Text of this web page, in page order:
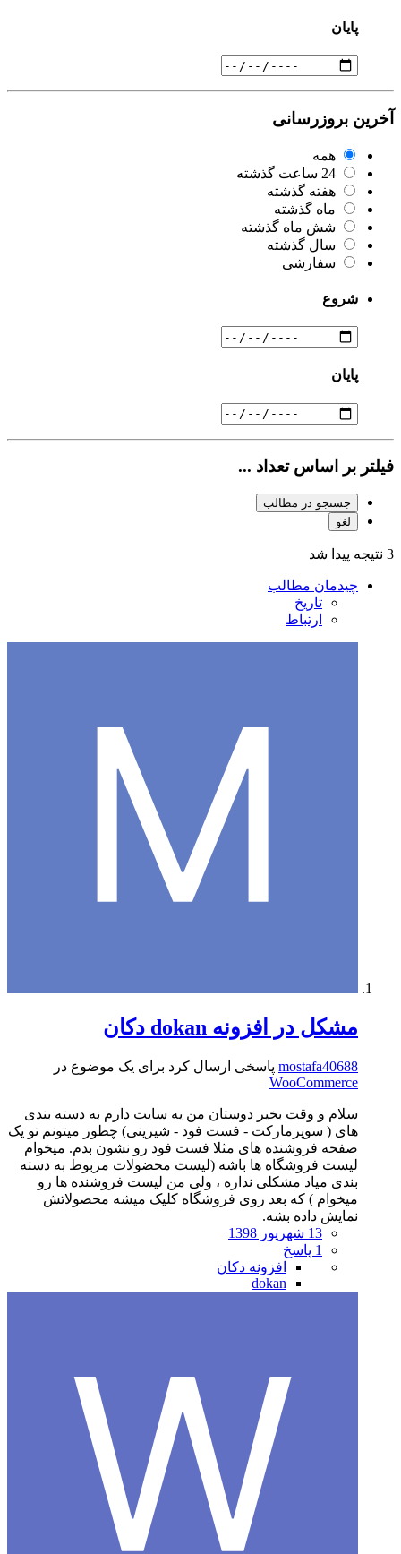
پایان
آخرین بروزرسانی
همه
24 ساعت گذشته
هفته گذشته
ماه گذشته
شش ماه گذشته
سال گذشته
سفارشی
شروع
پایان
فیلتر بر اساس تعداد ...
جستجو در مطالب
لغو
3 نتیجه پیدا شد
چیدمان مطالب
تاریخ
ارتباط
مشکل در افزونه dokan دکان
mostafa40688 پاسخی ارسال کرد برای یک موضوع در
WooCommerce
سلام و وقت بخیر دوستان من یه سایت دارم به دسته بندی
های ( سوپرمارکت - فست فود - شیرینی) چطور میتونم تو یک
صفحه فروشنده های مثلا فست فود رو نشون بدم. میخوام
لیست فروشگاه ها باشه (لیست محضولات مربوط به دسته
بندی میاد مشکلی نداره ، ولی من لیست فروشنده ها رو
میخوام ) که بعد روی فروشگاه کلیک میشه محصولاتش
نمایش داده بشه.
13 شهریور 1398
1 پاسخ
افزونه دکان
dokan